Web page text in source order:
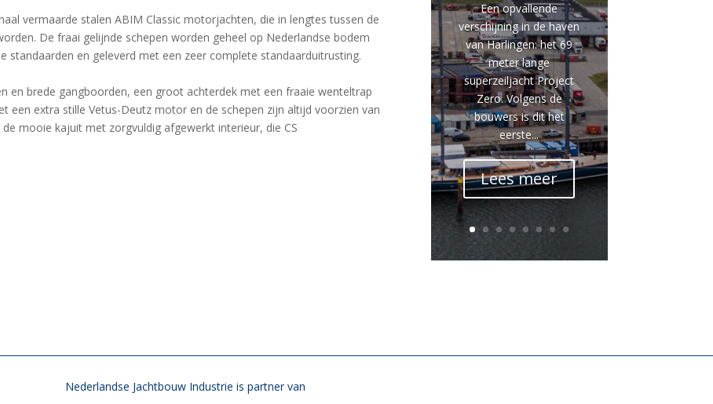
vermaarde stalen ABIM Classic motorjachten, die in lengtes tussen de
De fraai gelijnde schepen worden geheel op Nederlandse bodem
standaarden en geleverd met een zeer complete standaarduitrusting.
en brede gangboorden, een groot achterdek met een fraaie wenteltrap
een extra stille Vetus-Deutz motor en de schepen zijn altijd voorzien van
mooie kajuit met zorgvuldig afgewerkt interieur, die CS
Een opvallende
verschijning in de haven
van Harlingen: het 69
meter lange
superzeiljacht Project
Zero. Volgens de
bouwers is dit het
eerste...
Lees meer
Nederlandse Jachtbouw Industrie is partner van